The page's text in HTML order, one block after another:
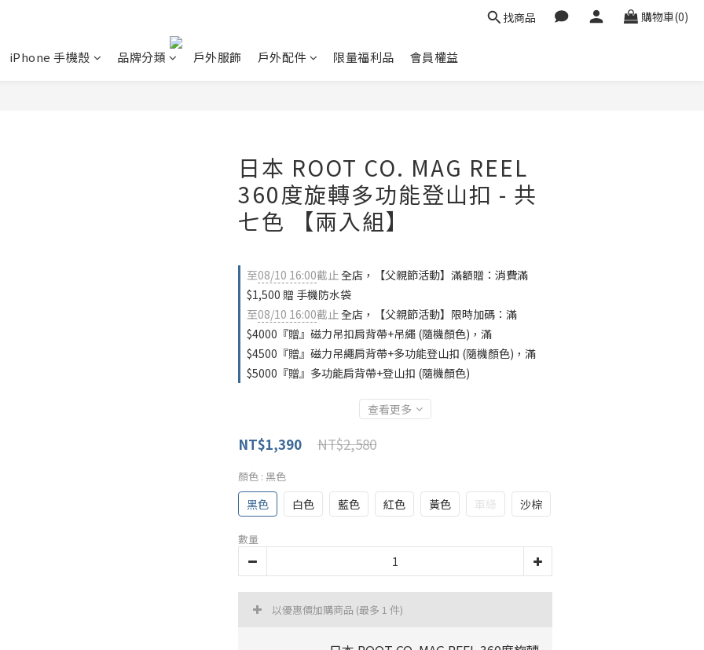
找商品 購物車(0)
iPhone 手機殼 品牌分類 戶外服飾 戶外配件 限量福利品 會員權益
日本 ROOT CO. MAG REEL
360度旋轉多功能登山扣 - 共
七色 【兩入組】
至08/10 16:00截止全店，【父親節活動】滿額贈：消費滿
$1,500 贈 手機防水袋
至08/10 16:00截止全店，【父親節活動】限時加碼：滿
$4000『贈』磁力吊扣肩背帶+吊繩 (隨機顏色)，滿
$4500『贈』磁力吊繩肩背帶+多功能登山扣 (隨機顏色)，滿
$5000『贈』多功能肩背帶+登山扣 (隨機顏色)
查看更多
NT$2,580
NT$1,390
顏色 : 黑色
黑色 白色 藍色 紅色 黃色 軍綠 沙棕
數量
以優惠價加購商品 (最多 1 件)